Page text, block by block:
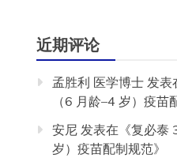
近期评论
孟胜利 医学博士 发表
（6 月龄–4 岁）疫苗
安尼 发表在《复必泰
岁）疫苗配制规范》